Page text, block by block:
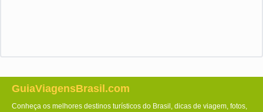
GuiaViagensBrasil.com
Conheça os melhores destinos turísticos do Brasil, dicas de viagem, fotos,